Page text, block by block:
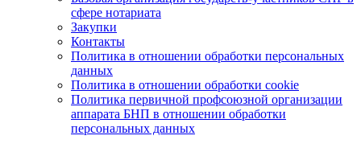
сфере нотариата
Закупки
Контакты
Политика в отношении обработки персональных
данных
Политика в отношении обработки cookie
Политика первичной профсоюзной организации
аппарата БНП в отношении обработки
персональных данных